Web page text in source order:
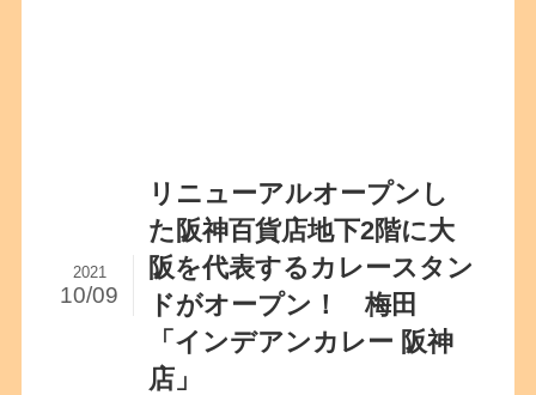
リニューアルオープンし
た阪神百貨店地下2階に大
阪を代表するカレースタン
ドがオープン！ 梅田
「インデアンカレー 阪神
店」
2021
10/09